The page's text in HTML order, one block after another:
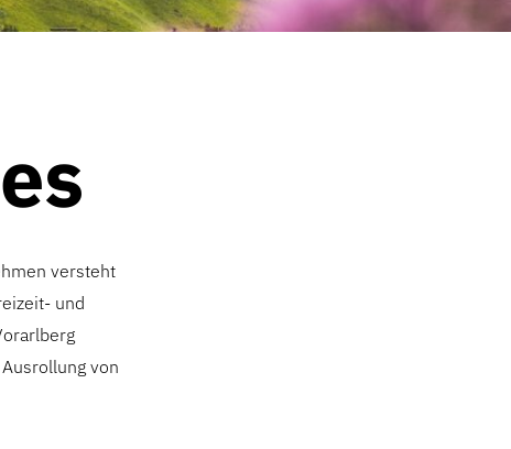
versteht
und
von